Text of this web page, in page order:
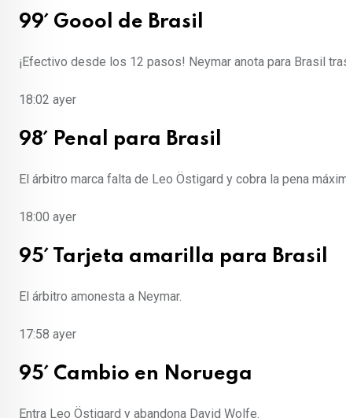
99´ Goool de Brasil
¡Efectivo desde los 12 pasos! Neymar anota para Brasil
18:02 ayer
98´ Penal para Brasil
El árbitro marca falta de Leo Östigard y cobra la pena
18:00 ayer
95´ Tarjeta amarilla para Brasil
El árbitro amonesta a Neymar.
17:58 ayer
95´ Cambio en Noruega
Entra Leo Östigard y abandona David Wolfe.